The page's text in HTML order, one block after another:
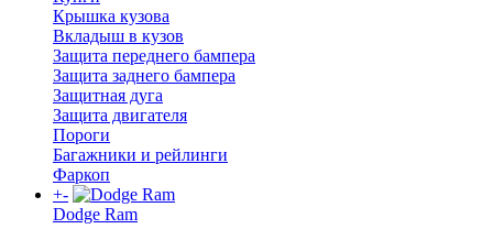
Крышка кузова
Вкладыш в кузов
Защита переднего бампера
Защита заднего бампера
Защитная дуга
Защита двигателя
Пороги
Багажники и рейлинги
Фаркоп
+-
Dodge Ram